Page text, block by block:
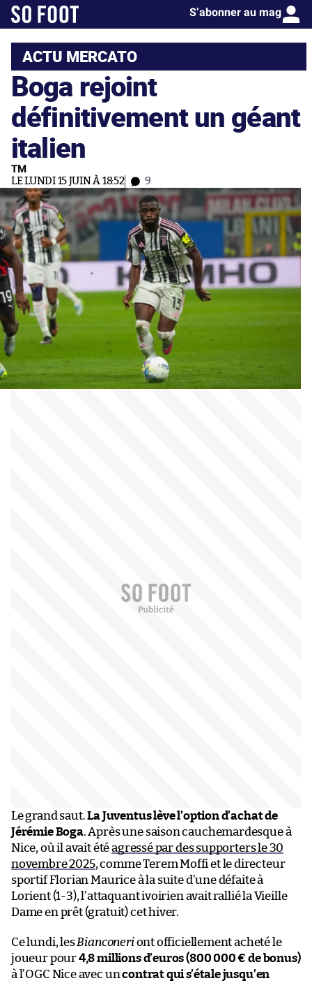
S’abonner au mag
ACTU MERCATO
Boga rejoint
définitivement un géant
italien
TM
LE LUNDI 15 JUIN À 18:52 9
Le grand saut.La Juventus lève l’option d’achat de
Jérémie Boga. Après une saison cauchemardesque à
Nice, où il avait étéagressé par des supporters le 30
novembre 2025, comme Terem Moffi et le directeur
sportif Florian Maurice à la suite d’une défaite à
Lorient (1-3), l’attaquant ivoirien avait rallié la Vieille
Dame en prêt (gratuit) cet hiver.
Ce lundi, lesBianconeriont officiellement acheté le
joueur pour4,8 millions d’euros (800 000 € de bonus)
à l’OGC Nice avec uncontrat qui s’étale jusqu’en